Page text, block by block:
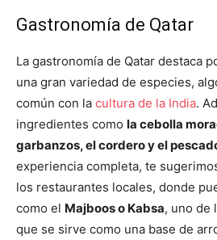
Gastronomía de Qatar
La gastronomía de Qatar destaca
una gran variedad de especies,
común con la cultura de la India.
ingredientes como la cebolla
garbanzos, el cordero y el
experiencia completa, te
los restaurantes locales, donde
como el Majboos o Kabsa, uno de
que se sirve como una base de